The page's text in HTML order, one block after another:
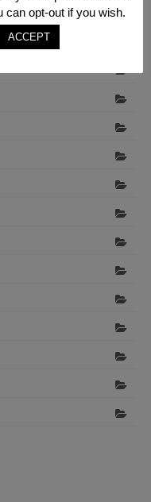
can opt-out if you wish.
ACCEPT